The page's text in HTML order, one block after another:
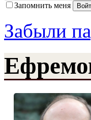
Запомнить меня
Забыли